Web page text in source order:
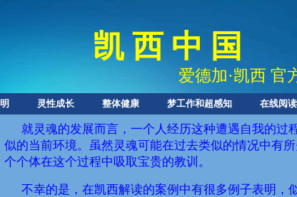
爱德加·凯西 官
凯 西 中 国
灵性成长 整体健康 梦工作和超感知 在线阅读
就灵魂的发展而言，一个人经历这种遭遇自我的过
似的当前环境。虽然灵魂可能在过去类似的情况中有
个个体在这个过程中吸取宝贵的教训。
不幸的是，在凯西解读的案例中有很多例子表明，